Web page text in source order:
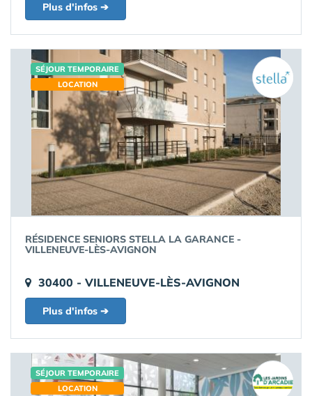
Plus d'infos ➔
SÉJOUR TEMPORAIRE
LOCATION
RÉSIDENCE SENIORS STELLA LA GARANCE -
VILLENEUVE-LÈS-AVIGNON
30400 - VILLENEUVE-LÈS-AVIGNON
Plus d'infos ➔
SÉJOUR TEMPORAIRE
LOCATION